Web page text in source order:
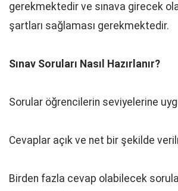
gerekmektedir ve sınava girecek
şartları sağlaması gerekmektedir.
Sınav Soruları Nasıl Hazırlanır?
Sorular öğrencilerin seviyelerine
Cevaplar açık ve net bir şekilde
Birden fazla cevap olabilecek